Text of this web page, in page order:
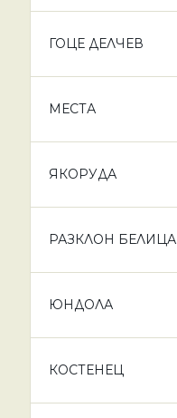
ГОЦЕ ДЕЛЧЕВ
МЕСТА
ЯКОРУДА
РАЗКЛОН БЕЛИЦА
ЮНДОЛА
КОСТЕНЕЦ